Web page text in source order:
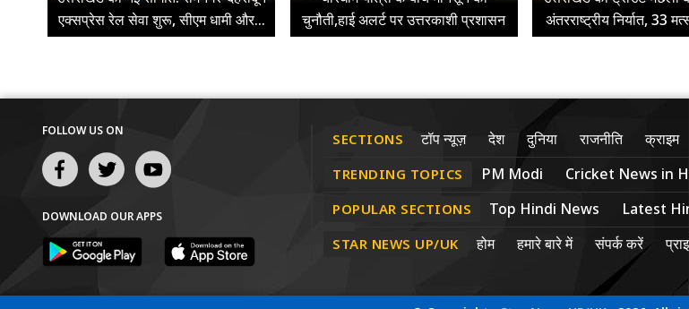
एक्सप्रेस रेल सेवा शुरू, सीएम धामी और...
चुनौती,हाई अलर्ट पर उत्तरकाशी प्रशासन
अंतरराष्ट्रीय निर्यात, 33
FOLLOW US ON
DOWNLOAD OUR APPS
SECTIONS टॉप न्यूज़ देश दुनिया राजनीति क्राइम
TRENDING TOPICS PM Modi Cricket News in
POPULAR SECTIONS Top Hindi News Latest
STAR NEWS UP/UK होम हमारे बारे में संपर्क करें